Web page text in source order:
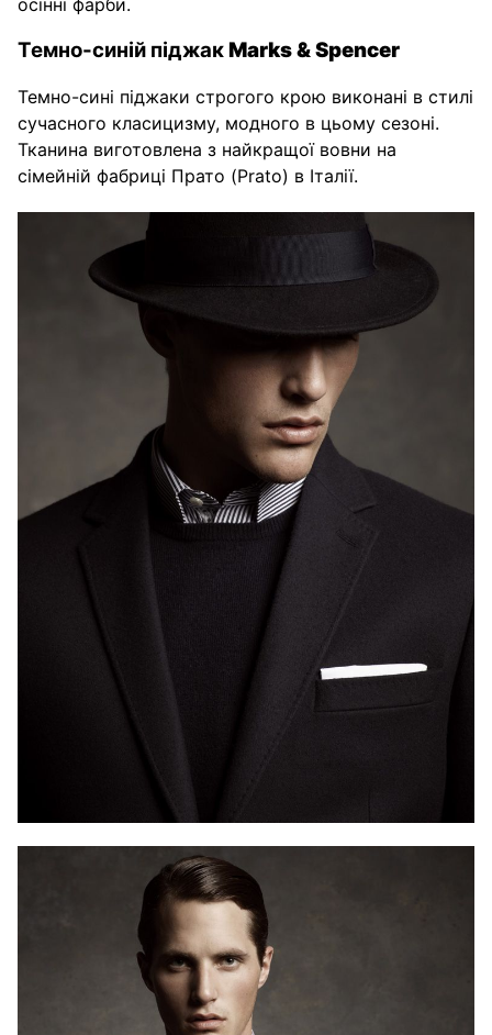
осінні фарби.
Темно-синій піджакMarks & Spencer
Темно-сині піджаки строгого крою виконані в стилі
сучасного класицизму, модного в цьому сезоні.
Тканина виготовлена з найкращої вовни на
сімейній фабриці Прато (Prato) в Італії.